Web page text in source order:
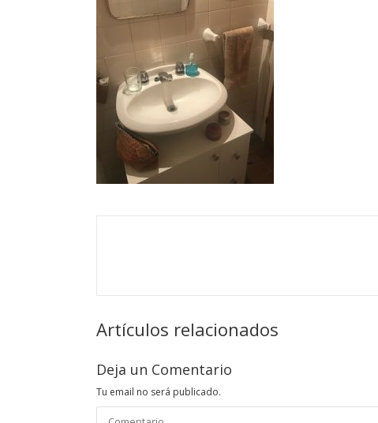
Artículos relacionados
Deja un Comentario
Tu email no será publicado.